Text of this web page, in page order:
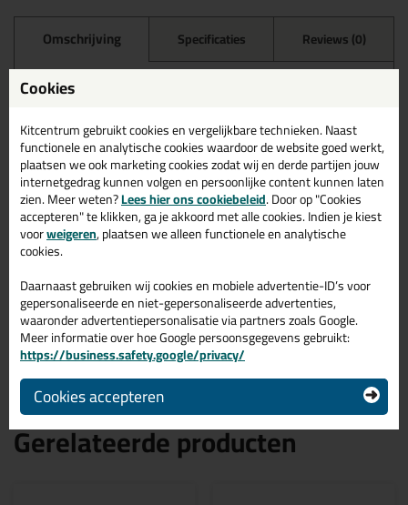
Omschrijving Specificaties Reviews (0)
Ottocord PE-B2 40mm
p/mtr
De Ottocord PE-B2 is een geslotencellige, stugge rugvulling van
hoge kwaliteit. De rugvulling is waterafstotend van polyethyleen
(PE) en uiterst geschikt voor buiten- & binnenvoegen. Daarnaast
is deze geslotencellige rugvulling geschikt voor voegen in de bouw
conform DIN 18540.
Kenmerken
Geextrudeerde rugvulling van polyethyleen (PE)
Voor toepassingen binnen en buiten
Geslotencellig volgens DIN 18540
Waterafstotend
Conform bouwstoffenklasse B2
Gerelateerde producten
Cookies
Kitcentrum gebruikt cookies en vergelijkbare technieken. Naast
functionele en analytische cookies waardoor de website goed werkt,
plaatsen we ook marketing cookies zodat wij en derde partijen jouw
internetgedrag kunnen volgen en persoonlijke content kunnen laten
zien. Meer weten?Lees hier ons cookiebeleid. Door op "Cookies
accepteren" te klikken, ga je akkoord met alle cookies. Indien je kiest
voorweigeren, plaatsen we alleen functionele en analytische
cookies.
Daarnaast gebruiken wij cookies en mobiele advertentie-ID’s voor
gepersonaliseerde en niet-gepersonaliseerde advertenties,
waaronder advertentiepersonalisatie via partners zoals Google.
Meer informatie over hoe Google persoonsgegevens gebruikt:
https://business.safety.google/privacy/
Cookies accepteren